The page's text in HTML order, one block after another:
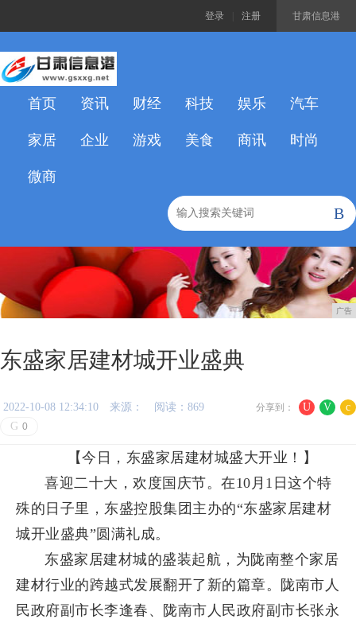
甘肃信息港
登录 注册
首页 资讯 财经 科技 娱乐 汽车
家居 企业 游戏 美食 商讯 时尚
微商
B
广告
东盛家居建材城开业盛典
U V c
分享到：
2022-10-08 12:34:10 来源：
阅读：869
G 0
【今日，东盛家居建材城盛大开业！】
喜迎二十大，欢度国庆节。在10月1日这个特
殊的日子里，东盛控股集团主办的“东盛家居建材
城开业盛典”圆满礼成。
东盛家居建材城的盛装起航，为陇南整个家居
建材行业的跨越式发展翻开了新的篇章。陇南市人
民政府副市长李逢春、陇南市人民政府副市长张永